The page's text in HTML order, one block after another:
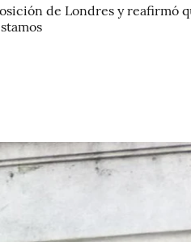
de Londres y reafirmó